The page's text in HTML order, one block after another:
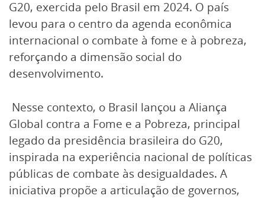
G20, exercida pelo Brasil em 2024. O país
levou para o centro da agenda econômica
internacional o combate à fome e à pobreza,
reforçando a dimensão social do
desenvolvimento.
Nesse contexto, o Brasil lançou a Aliança
Global contra a Fome e a Pobreza, principal
legado da presidência brasileira do G20,
inspirada na experiência nacional de políticas
públicas de combate às desigualdades. A
iniciativa propõe a articulação de governos,